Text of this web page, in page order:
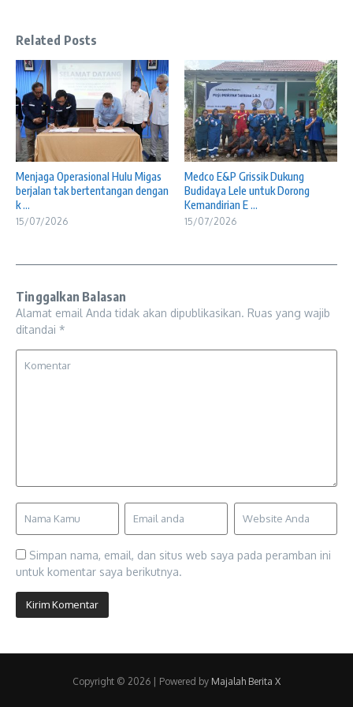
Related Posts
Menjaga Operasional Hulu Migas
berjalan tak bertentangan dengan
k ...
15/07/2026
Medco E&P Grissik Dukung
Budidaya Lele untuk Dorong
Kemandirian E ...
15/07/2026
Tinggalkan Balasan
Alamat email Anda tidak akan dipublikasikan. Ruas yang wajib
ditandai *
Simpan nama, email, dan situs web saya pada peramban ini
untuk komentar saya berikutnya.
Copyright © 2026 | Powered by Majalah Berita X